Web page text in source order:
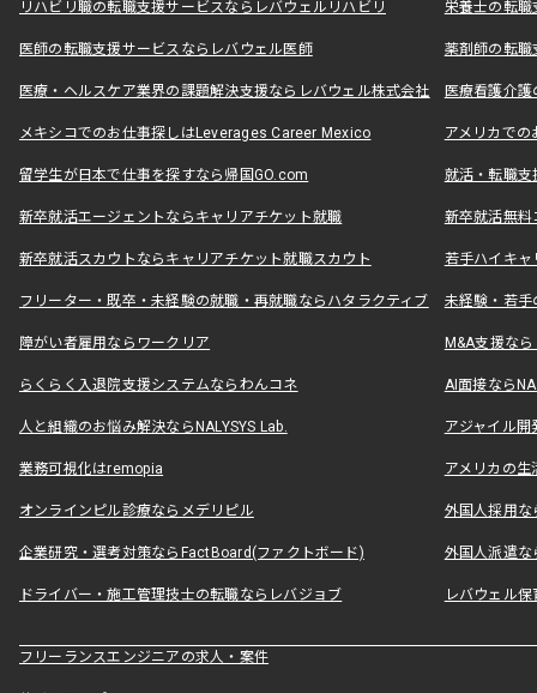
リハビリ職の転職支援サービスならレバウェルリハビリ 栄養士の転
医師の転職支援サービスならレバウェル医師 薬剤師の転
医療・ヘルスケア業界の課題解決支援ならレバウェル株式会社 医療看護介
メキシコでのお仕事探しはLeverages Career Mexico アメリカで
留学生が日本で仕事を探すなら帰国GO.com 就活・転職
新卒就活エージェントならキャリアチケット就職 新卒就活無料
新卒就活スカウトならキャリアチケット就職スカウト 若手ハイキ
フリーター・既卒・未経験の就職・再就職ならハタラクティブ 未経験・若手
障がい者雇用ならワークリア M&A支援な
らくらく入退院支援システムならわんコネ AI面接なら
人と組織のお悩み解決ならNALYSYS Lab. アジャイル
業務可視化はremopia アメリカの
オンラインピル診療ならメデリピル 外国人採用
企業研究・選考対策ならFactBoard(ファクトボード) 外国人派遣な
ドライバー・施工管理技士の転職ならレバジョブ レバウェル
フリーランスエンジニアの求人・案件